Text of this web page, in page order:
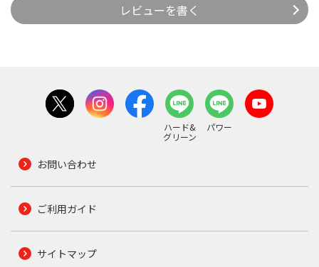
レビューを書く
ハード&
グリーン
パワー
お問い合わせ
ご利用ガイド
サイトマップ